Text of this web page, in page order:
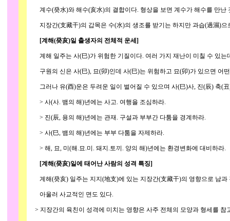
계수(癸水)와 해수(亥水)의 결합이다. 형상을 보면 계수가 해수를 만난
지장간(支藏干)의 갑목은 수(水)의 생조를 받기는 하지만 과습(過濕)으
[계해(癸亥)일 출생자의 전체적 운세]
계해 일주는 사(巳)가 위험한 기질이다. 여러 가지 재난이 미칠 수 있는
구원의 신은 사(巳), 묘(卯)인데 사(巳)는 위험하고 묘(卯)가 있으면 어
그러나 유(酉)운은 두려운 일이 벌어질 수 있으며 사(巳)사, 진(辰) 축(丑
> 사(사. 뱀의 해)년에는 사고. 여행을 조심하라.
> 진(辰, 용의 해)년에는 관재. 구설과 부부간 다툼을 경계하라.
> 사(巳, 뱀의 해)년에는 부부 다툼을 자제하라.
> 해, 묘, 미(해.묘.미. 돼지.토끼. 양의 해)년에는 환경변화에 대비하라.
[계해(癸亥)일에 태어난 사람의 성격 특징]
계해(癸亥) 일주는 지지(地支)에 있는 지장간(支藏干)의 영향으로 남과
아울러 사교적인 면도 있다.
> 지장간의 육친이 성격에 미치는 영향은 사주 전체의 모양과 형세를 참